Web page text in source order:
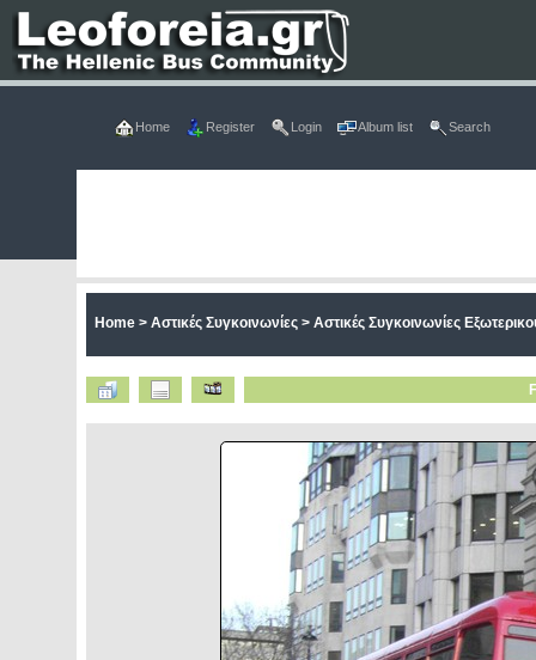
Home Register Login Album list Search
Home> Αστικές Συγκοινωνίες> Αστικές Συγκοινωνίες